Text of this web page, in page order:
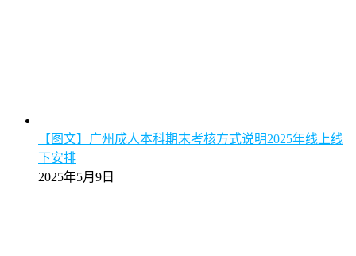
【图文】广州成人本科期末考核方式说明2025年线上线
下安排
2025年5月9日